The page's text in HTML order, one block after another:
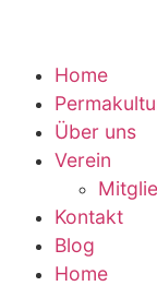
Home
Über uns
Verein
Kontakt
Blog
Home